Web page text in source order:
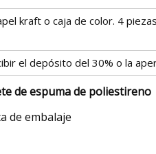
kraft o caja de color. 4
el depósito del 30% o la
de espuma de poliestireno
de embalaje